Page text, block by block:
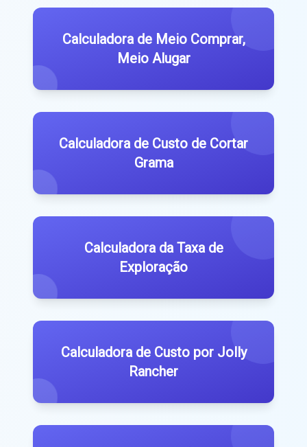
Calculadora de Meio Comprar,
Meio Alugar
Calculadora de Custo de Cortar
Grama
Calculadora da Taxa de
Exploração
Calculadora de Custo por Jolly
Rancher